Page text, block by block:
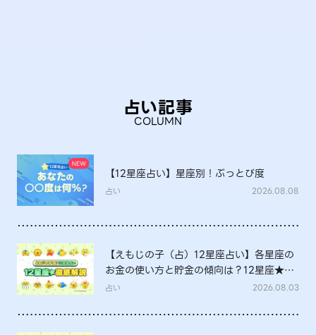
占い記事
COLUMN
【12星座占い】星座別！ぶっとび度
占い 2026.08.08
【えもじの子（占）12星座占い】各星座の
お金の使い方と貯金の傾向は？12星座★徹
底解説
占い 2026.08.03